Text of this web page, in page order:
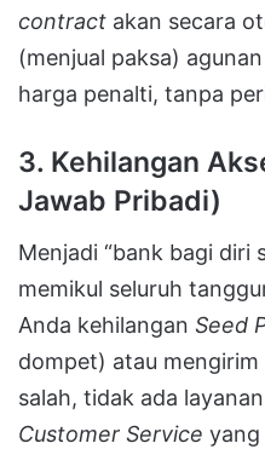
contract akan secara
(menjual paksa)
harga penalti, tanpa
3. Kehilangan
Jawab Pribadi)
Menjadi “bank bagi diri
memikul seluruh
Anda kehilangan Seed
dompet) atau
salah, tidak ada
Customer Service yang